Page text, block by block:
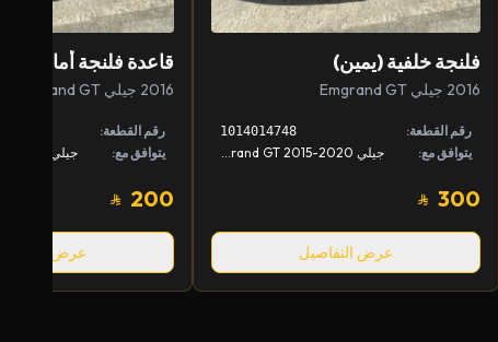
فلنجة خلفية (يمين)
2016 جيلي Emgrand GT
رقم القطعة: 1014014748
يتوافق مع:
300
عرض التفاصيل
قاعدة فلنجة أمامية
2016 جيلي Emgrand GT
رقم القطعة:
يتوافق مع:
200
عرض